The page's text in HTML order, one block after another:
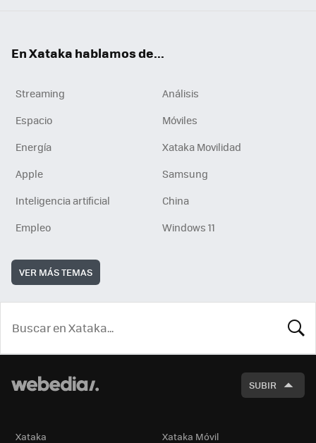
En Xataka hablamos de...
Streaming
Análisis
Espacio
Móviles
Energía
Xataka Movilidad
Apple
Samsung
Inteligencia artificial
China
Empleo
Windows 11
VER MÁS TEMAS
SUBIR
Xataka Xataka Móvil